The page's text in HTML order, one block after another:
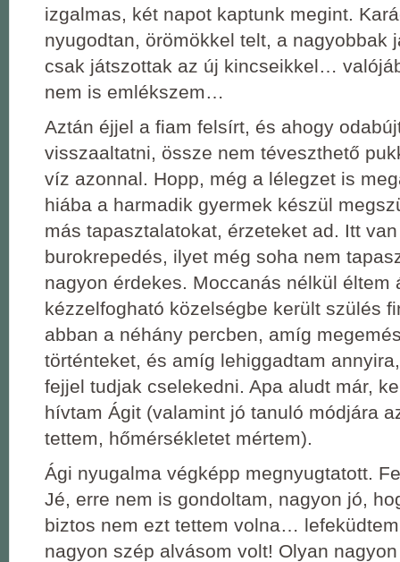
izgalmas, két napot kaptunk megint.
nyugodtan, örömökkel telt, a nagyobbak
csak játszottak az új kincseikkel…
nem is emlékszem…
Aztán éjjel a fiam felsírt, és ahogy
visszaaltatni, össze nem téveszthető
víz azonnal. Hopp, még a lélegzet is
hiába a harmadik gyermek készül
más tapasztalatokat, érzeteket ad. Itt
burokrepedés, ilyet még soha nem
nagyon érdekes. Moccanás nélkül éltem
kézzelfogható közelségbe került szülés
abban a néhány percben, amíg
történteket, és amíg lehiggadtam
fejjel tudjak cselekedni. Apa aludt már,
hívtam Ágit (valamint jó tanuló módjára
tettem, hőmérsékletet mértem).
Ági nyugalma végképp megnyugtatott.
Jé, erre nem is gondoltam, nagyon jó,
biztos nem ezt tettem volna…
nagyon szép alvásom volt! Olyan